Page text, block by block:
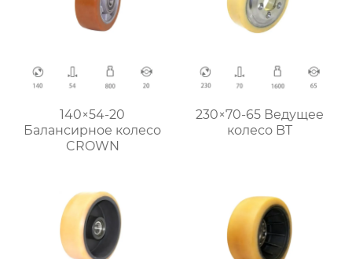
140×54-20
Балансирное колесо
CROWN
230×70-65 Ведущее
колесо BT